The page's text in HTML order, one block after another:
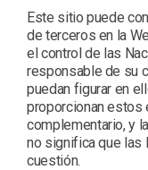
Este sitio puede
de terceros en la
el control de las
responsable de su
puedan figurar en
proporcionan
complementario, y
no significa que las
cuestión.